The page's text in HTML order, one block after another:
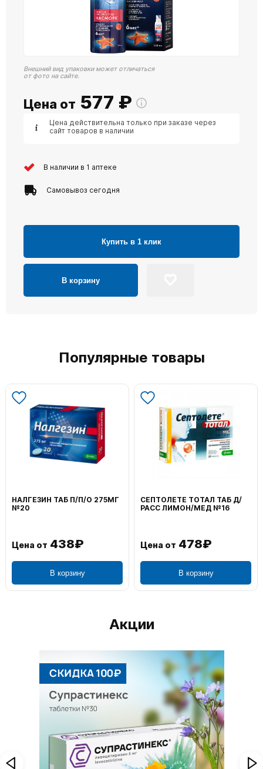
Внешний вид упаковки может отличаться
от фото на сайте.
Цена от 577 ₽
Цена действительна только при заказе через
сайт товаров в наличии
В наличии в 1 аптеке
Самовывоз сегодня
Купить в 1 клик
В корзину
Популярные товары
НАЛГЕЗИН ТАБ П/П/О 275МГ
№20
Цена от 438₽
В корзину
СЕПТОЛЕТЕ ТОТАЛ ТАБ Д/
РАСС ЛИМОН/МЕД №16
Цена от 478₽
В корзину
Акции